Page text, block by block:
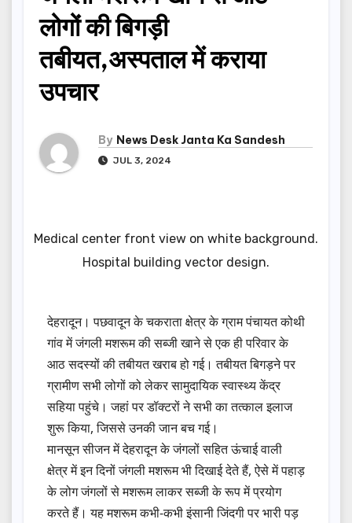
लोगों की बिगड़ी
तबीयत,अस्पताल में कराया
उपचार
By News Desk Janta Ka Sandesh
JUL 3, 2024
Medical center front view on white background.
Hospital building vector design.
देहरादून। पछवादून के चकराता क्षेत्र के ग्राम पंचायत कोथी
गांव में जंगली मशरूम की सब्जी खाने से एक ही परिवार के
आठ सदस्यों की तबीयत खराब हो गई। तबीयत बिगड़ने पर
ग्रामीण सभी लोगों को लेकर सामुदायिक स्वास्थ्य केंद्र
सहिया पहुंचे। जहां पर डॉक्टरों ने सभी का तत्काल इलाज
शुरू किया, जिससे उनकी जान बच गई।
मानसून सीजन में देहरादून के जंगलों सहित ऊंचाई वाली
क्षेत्र में इन दिनों जंगली मशरूम भी दिखाई देते हैं, ऐसे में पहाड़
के लोग जंगलों से मशरूम लाकर सब्जी के रूप में प्रयोग
करते हैं। यह मशरूम कभी-कभी इंसानी जिंदगी पर भारी पड़